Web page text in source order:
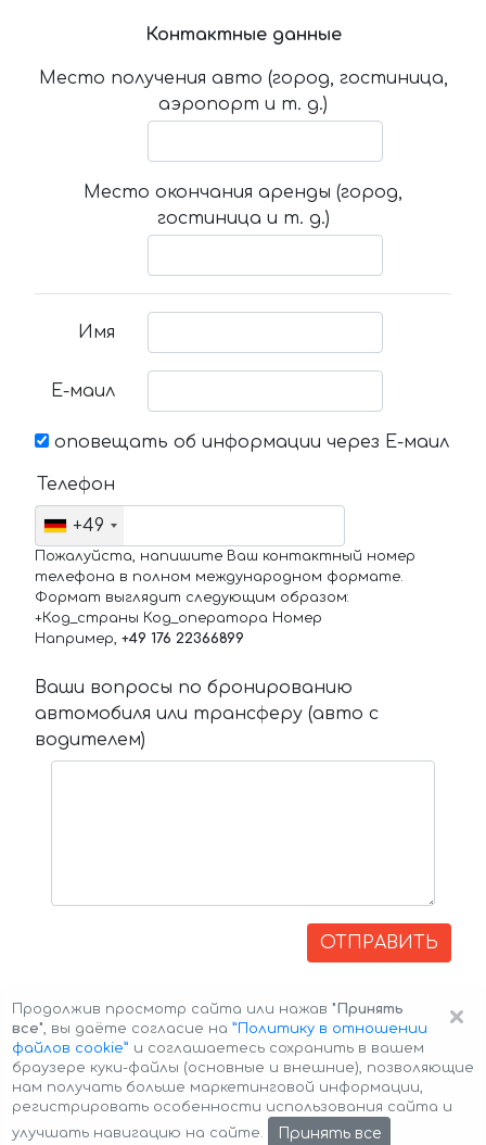
Контактные данные
Место получения авто (город, гостиница,
аэропорт и т. д.)
Место окончания аренды (город,
гостиница и т. д.)
Имя
Е-маил
оповещать об информации через Е-маил
Телефон
+49
Пожалуйста, напишите Ваш контактный номер
телефона в полном международном формате.
Формат выглядит следующим образом:
+Код_страны Код_оператора Номер
Например, +49 176 22366899
Ваши вопросы по бронированию
автомобиля или трансферу (авто с
водителем)
ОТПРАВИТЬ
Авторские права © 2026 Авто-Аренда Cookie Policy
×
Продолжив просмотр сайта или нажав "Принять
все", вы даёте согласие на ”Политику в отношении
файлов cookie” и соглашаетесь сохранить в вашем
браузере куки-файлы (основные и внешние), позволяющие
нам получать больше маркетинговой информации,
регистрировать особенности использования сайта и
улучшать навигацию на сайте.
Принять все